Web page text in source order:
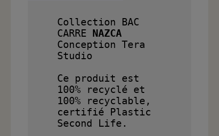
Collection BAC
CARRE NAZCA
Conception Tera
Studio
Ce produit est
100% recyclé et
100% recyclable,
certifié Plastic